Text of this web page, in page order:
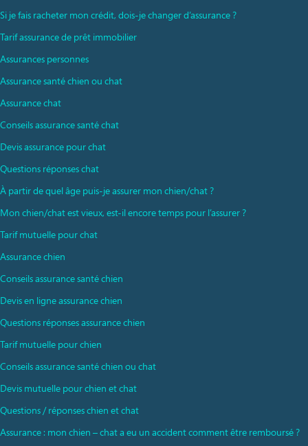
Si je fais racheter mon crédit, dois-je changer d’assurance ?
Tarif assurance de prêt immobilier
Assurances personnes
Assurance santé chien ou chat
Assurance chat
Conseils assurance santé chat
Devis assurance pour chat
Questions réponses chat
À partir de quel âge puis-je assurer mon chien/chat ?
Mon chien/chat est vieux, est-il encore temps pour l’assurer ?
Tarif mutuelle pour chat
Assurance chien
Conseils assurance santé chien
Devis en ligne assurance chien
Questions réponses assurance chien
Tarif mutuelle pour chien
Conseils assurance santé chien ou chat
Devis mutuelle pour chien et chat
Questions / réponses chien et chat
Assurance : mon chien – chat a eu un accident comment être remboursé ?